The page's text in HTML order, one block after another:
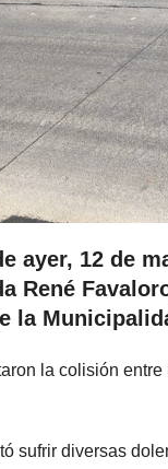
ayer, 12 de
René
la
la colisión
sufrir diversas